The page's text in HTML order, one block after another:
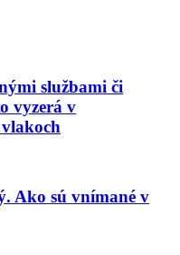
službami či
vyzerá v
Ako sú vnímané v